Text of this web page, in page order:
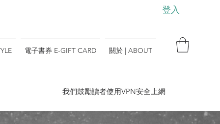
登入
電子書券 E-GIFT CARD 關於 | ABOUT
​我們鼓勵讀者使用VPN安全上網